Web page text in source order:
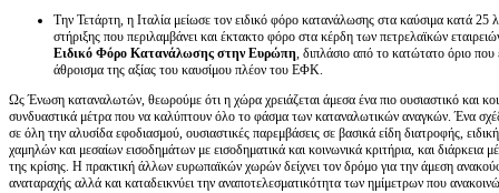
Την Τετάρτη, η Ιταλία μείωσε τον ειδικό φόρο κατανάλωσης στα καύσιμα κατά 25
στήριξης που περιλαμβάνει και έκτακτο φόρο στα κέρδη των πετρελαϊκών
Ειδικό Φόρο Κατανάλωσης στην Ευρώπη, διπλάσιο από το κατώτατο όριο
άθροισμα της αξίας του καυσίμου πλέον του ΕΦΚ.
Ως Ένωση καταναλωτών, θεωρούμε ότι η χώρα χρειάζεται άμεσα ένα πιο ουσιαστικό και
συνδυαστικά μέτρα που να καλύπτουν όλο το φάσμα των καταναλωτικών αναγκών. Ένα
σε όλη την αλυσίδα εφοδιασμού, ουσιαστικές παρεμβάσεις σε βασικά είδη διατροφής,
χαμηλών και μεσαίων εισοδημάτων με εισοδηματικά και κοινωνικά κριτήρια, και διάρκεια
της κρίσης. Η πρακτική άλλων ευρωπαϊκών χωρών δείχνει τον δρόμο για την άμεση
αναταραχής αλλά και καταδεικνύει την αναποτελεσματικότητα των ημίμετρων που